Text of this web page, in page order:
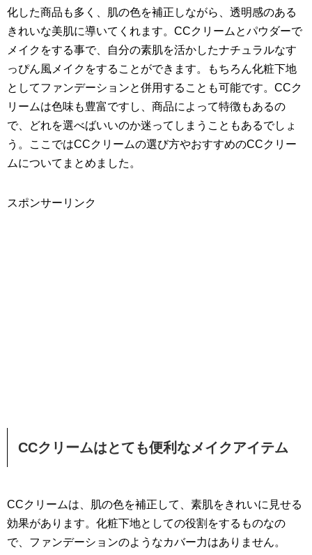
化した商品も多く、肌の色を補正しながら、透明感のある
きれいな美肌に導いてくれます。CCクリームとパウダーで
メイクをする事で、自分の素肌を活かしたナチュラルなす
っぴん風メイクをすることができます。もちろん化粧下地
としてファンデーションと併用することも可能です。CCク
リームは色味も豊富ですし、商品によって特徴もあるの
で、どれを選べばいいのか迷ってしまうこともあるでしょ
う。ここではCCクリームの選び方やおすすめのCCクリー
ムについてまとめました。
スポンサーリンク
CCクリームはとても便利なメイクアイテム
CCクリームは、肌の色を補正して、素肌をきれいに見せる
効果があります。化粧下地としての役割をするものなの
で、ファンデーションのようなカバー力はありません。